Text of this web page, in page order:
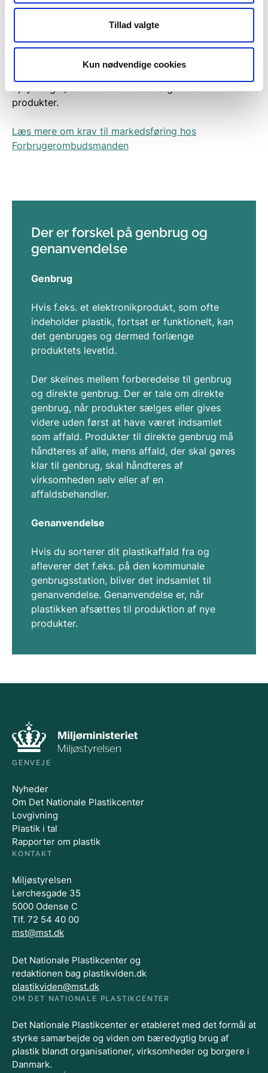
Tillad valgte
Kun nødvendige cookies
Virksomhederne må heller ikke handle i strid med
god markedsføringsskik.
Hensigten er, at forbrugerne skal kunne stole på de
produkter.
Læs mere om krav til markedsføring hos
Forbrugerombudsmanden
Der er forskel på genbrug og
genanvendelse
Genbrug
Hvis f.eks. et elektronikprodukt, som ofte
indeholder plastik, fortsat er funktionelt, kan
det genbruges og dermed forlænge
produktets levetid.
Der skelnes mellem forberedelse til genbrug
og direkte genbrug. Der er tale om direkte
genbrug, når produkter sælges eller gives
videre uden først at have været indsamlet
som affald. Produkter til direkte genbrug må
håndteres af alle, mens affald, der skal gøres
klar til genbrug, skal håndteres af
virksomheden selv eller af en
affaldsbehandler.
Genanvendelse
Hvis du sorterer dit plastikaffald fra og
afleverer det f.eks. på den kommunale
genbrugsstation, bliver det indsamlet til
genanvendelse. Genanvendelse er, når
plastikken afsættes til produktion af nye
produkter.
GENVEJE
Nyheder
Om Det Nationale Plastikcenter
Lovgivning
Plastik i tal
Rapporter om plastik
KONTAKT
Miljøstyrelsen
Lerchesgade 35
5000 Odense C
Tlf. 72 54 40 00
mst@mst.dk
Det Nationale Plastikcenter og
redaktionen bag plastikviden.dk
plastikviden@mst.dk
OM DET NATIONALE PLASTIKCENTER
Det Nationale Plastikcenter er etableret med det formål at
styrke samarbejde og viden om bæredygtig brug af
plastik blandt organisationer, virksomheder og borgere i
Danmark.